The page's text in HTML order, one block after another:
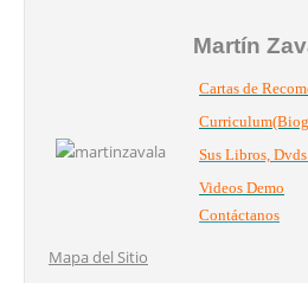
Martín
Cartas de
Sus Libros,
Videos Demo
Contáctanos
Mapa del Sitio